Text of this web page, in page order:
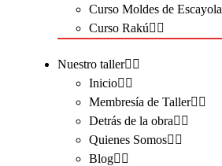
Curso Moldes de Escayola
Curso Rakú
Nuestro taller
Inicio
Membresía de Taller
Detrás de la obra
Quienes Somos
Blog